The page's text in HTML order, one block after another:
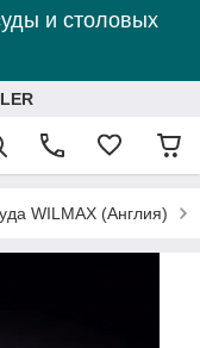
и столовых
WILMAX (Англия)